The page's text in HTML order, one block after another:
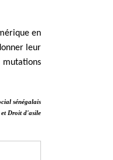
en
leur
mutations
sénégalais
Droit d'asile